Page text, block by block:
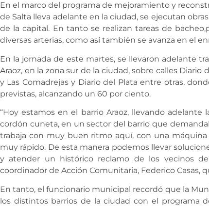
En el marco del programa de mejoramiento y
de Salta lleva adelante en la ciudad, se ejecutan
de la capital. En tanto se realizan tareas de
diversas arterias, como así también se avanza en el
En la jornada de este martes, se llevaron adelante
Araoz, en la zona sur de la ciudad, sobre calles Diario
y Las Comadrejas y Diario del Plata entre otras,
previstas, alcanzando un 60 por ciento.
“Hoy estamos en el barrio Araoz, llevando
cordón cuneta, en un sector del barrio que
trabaja con muy buen ritmo aquí, con una
muy rápido. De esta manera podemos llevar
y atender un histórico reclamo de los vecinos
coordinador de Acción Comunitaria, Federico Casas,
En tanto, el funcionario municipal recordó que la
los distintos barrios de la ciudad con el programa